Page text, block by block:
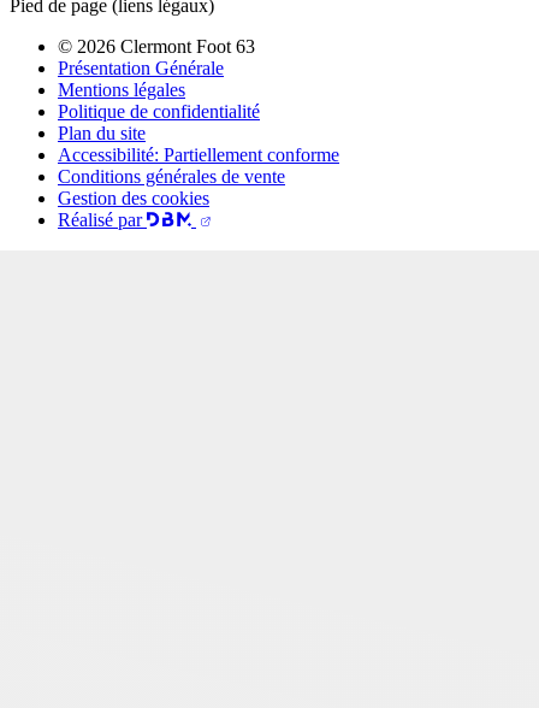
Pied de page (liens légaux)
© 2026 Clermont Foot 63
Présentation Générale
Mentions légales
Politique de confidentialité
Plan du site
Accessibilité: Partiellement conforme
Conditions générales de vente
Gestion des cookies
Réalisé par